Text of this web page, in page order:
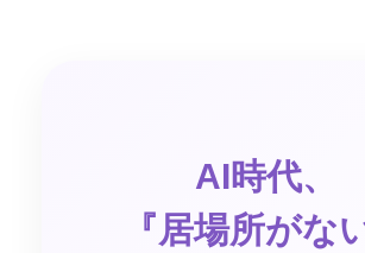
AI時代、
『居場所がな